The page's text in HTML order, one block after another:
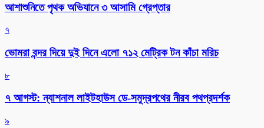
আশাশুনিতে পৃথক অভিযানে ৩ আসামি গ্রেপ্তার
৭
ভোমরা বন্দর দিয়ে দুই দিনে এলো ৭১২ মেট্রিক টন কাঁচা মরিচ
৮
৭ আগস্ট: ন্যাশনাল লাইটহাউস ডে-সমুদ্রপথের নীরব পথপ্রদর্শক
৯